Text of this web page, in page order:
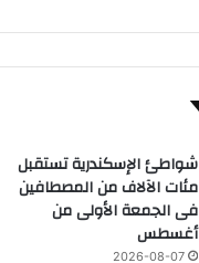
شواطئ الإسكندرية تستقبل
مئات الآلاف من المصطافين
فى الجمعة الأولى من
أغسطس
2026-08-07